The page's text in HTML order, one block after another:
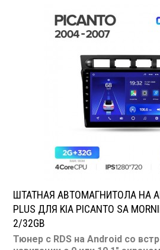
Воспроизведение видео: есть
Экран: 9 или 10.1"
TV-тюнер: нет
Съемная панель: нет
RCA (линейные) выходы: 3 пары
ШТАТНАЯ АВТОМАГНИТОЛА НА
PLUS ДЛЯ KIA PICANTO SA
2/32GB
Тюнер с RDS на Android со